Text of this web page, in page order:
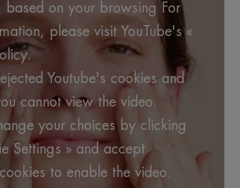
based on your browsing For
please visit YouTube's «
Youtube's cookies and
cannot view the video.
your choices by clicking
Settings » and accept
to enable the video.